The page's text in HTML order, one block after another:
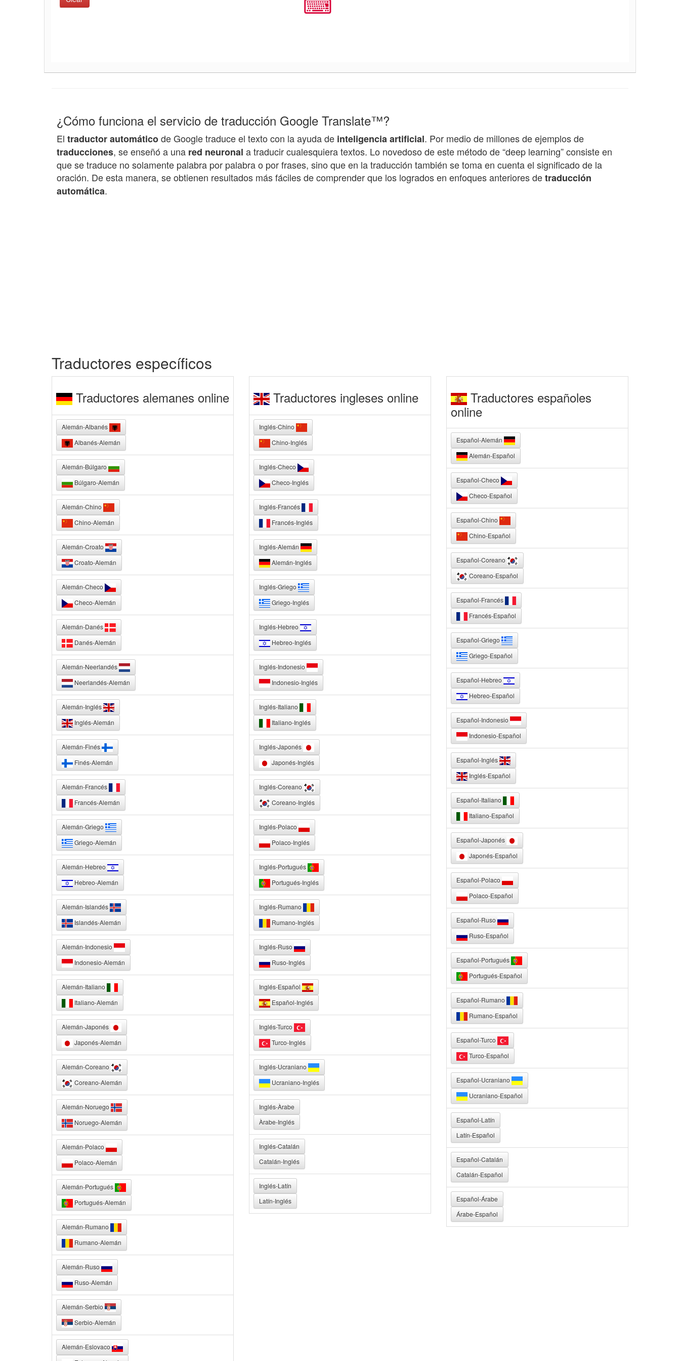
¿Cómo funciona el servicio de traducción Google Translate™?
El traductor automáticode Google traduce el texto con la ayuda de inteligencia artificial. Por medio de millones de ejemplos de
traducciones, se enseñó a una red neuronal a traducir cualesquiera textos. Lo novedoso de este método de “deep learning” consiste en
que se traduce no solamente palabra por palabra o por frases, sino que en la traducción también se toma en cuenta el significado de la
oración. De esta manera, se obtienen resultados más fáciles de comprender que los logrados en enfoques anteriores detraducción
automática.
Traductores específicos
Traductores alemanes online
Alemán-Albanés
Albanés-Alemán
Alemán-Búlgaro
Búlgaro-Alemán
Alemán-Chino
Chino-Alemán
Alemán-Croato
Croato-Alemán
Alemán-Checo
Checo-Alemán
Alemán-Danés
Danés-Alemán
Alemán-Neerlandés
Neerlandés-Alemán
Alemán-Inglés
Inglés-Alemán
Alemán-Finés
Finés-Alemán
Alemán-Francés
Francés-Alemán
Alemán-Griego
Griego-Alemán
Alemán-Hebreo
Hebreo-Alemán
Alemán-Islandés
Islandés-Alemán
Alemán-Indonesio
Indonesio-Alemán
Alemán-Italiano
Italiano-Alemán
Alemán-Japonés
Japonés-Alemán
Alemán-Coreano
Coreano-Alemán
Alemán-Noruego
Noruego-Alemán
Alemán-Polaco
Polaco-Alemán
Alemán-Portugués
Portugués-Alemán
Alemán-Rumano
Rumano-Alemán
Alemán-Ruso
Ruso-Alemán
Alemán-Serbio
Serbio-Alemán
Alemán-Eslovaco
Traductores ingleses online
Inglés-Chino
Chino-Inglés
Inglés-Checo
Checo-Inglés
Inglés-Francés
Francés-Inglés
Inglés-Alemán
Alemán-Inglés
Inglés-Griego
Griego-Inglés
Inglés-Hebreo
Hebreo-Inglés
Inglés-Indonesio
Indonesio-Inglés
Inglés-Italiano
Italiano-Inglés
Inglés-Japonés
Japonés-Inglés
Inglés-Coreano
Coreano-Inglés
Inglés-Polaco
Polaco-Inglés
Inglés-Portugués
Portugués-Inglés
Inglés-Rumano
Rumano-Inglés
Inglés-Ruso
Ruso-Inglés
Inglés-Español
Español-Inglés
Inglés-Turco
Turco-Inglés
Inglés-Ucraniano
Ucraniano-Inglés
Inglés-Àrabe
Àrabe-Inglés
Inglés-Catalán
Catalán-Inglés
Inglés-Latín
Latín-Inglés
Traductores españoles
online
Español-Alemán
Alemán-Español
Español-Checo
Checo-Español
Español-Chino
Chino-Español
Español-Coreano
Coreano-Español
Español-Francés
Francés-Español
Español-Griego
Griego-Español
Español-Hebreo
Hebreo-Español
Español-Indonesio
Indonesio-Español
Español-Inglés
Inglés-Español
Español-Italiano
Italiano-Español
Español-Japonés
Japonés-Español
Español-Polaco
Polaco-Español
Español-Ruso
Ruso-Español
Español-Portugués
Portugués-Español
Español-Rumano
Rumano-Español
Español-Turco
Turco-Español
Español-Ucraniano
Ucraniano-Español
Español-Latín
Latín-Español
Español-Catalán
Catalán-Español
Español-Árabe
Árabe-Español